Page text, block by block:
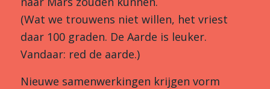
(Wat we trouwens niet willen, het vriest
daar 100 graden. De Aarde is leuker.
Vandaar: red de aarde.)
Nieuwe samenwerkingen krijgen vorm